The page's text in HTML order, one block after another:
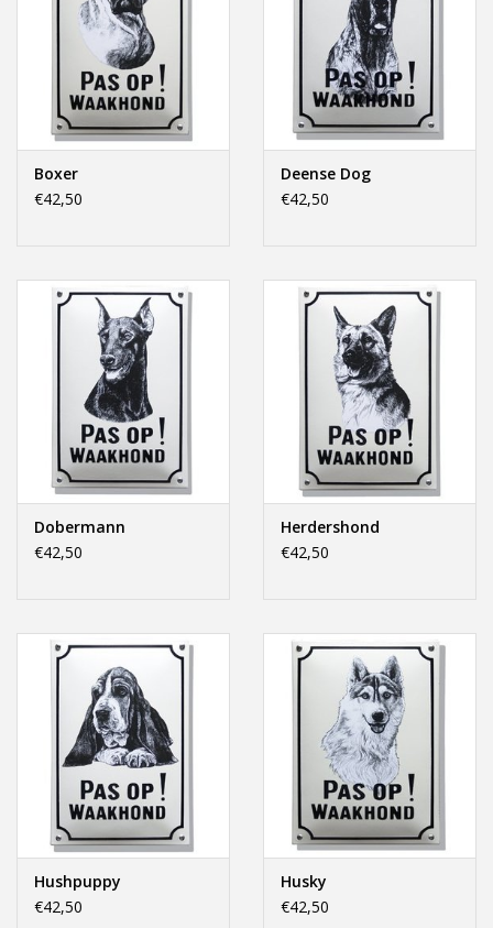
Boxer
€42,50
Deense Dog
€42,50
Dobermann
€42,50
Herdershond
€42,50
Hushpuppy
€42,50
Husky
€42,50